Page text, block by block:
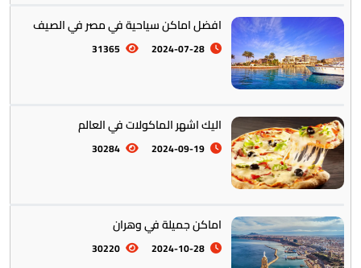
أستراليا || أوقيانوسيا
التراث والتقاليد
المأكولات العالمية
افضل اماكن سياحية في مصر في الصيف
2024-07-28
31365
اليك اشهر الماكولات في العالم
2024-09-19
30284
اماكن جميلة في وهران
2024-10-28
30220